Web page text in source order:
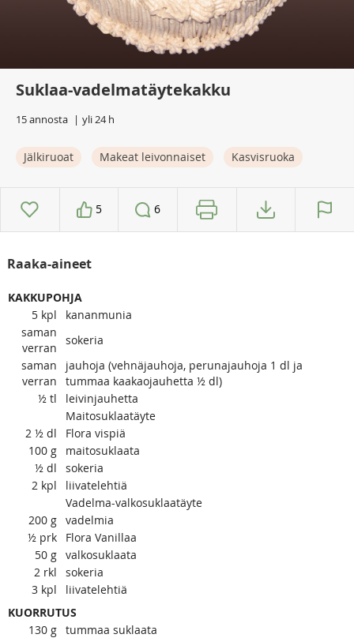
Suklaa-vadelmatäytekakku
15 annosta yli 24 h
Jälkiruoat Makeat leivonnaiset Kasvisruoka
5 6
Raaka-aineet
KAKKUPOHJA
5 kpl
kananmunia
saman
verran
sokeria
saman
verran
jauhoja (vehnäjauhoja, perunajauhoja 1 dl ja
tummaa kaakaojauhetta ½ dl)
½ tl
leivinjauhetta
Maitosuklaatäyte
2 ½ dl
Flora vispiä
100 g
maitosuklaata
½ dl
sokeria
2 kpl
liivatelehtiä
Vadelma-valkosuklaatäyte
200 g vadelmia
½ prk
Flora Vanillaa
50 g valkosuklaata
2 rkl
sokeria
3 kpl
liivatelehtiä
KUORRUTUS
130 g tummaa suklaata